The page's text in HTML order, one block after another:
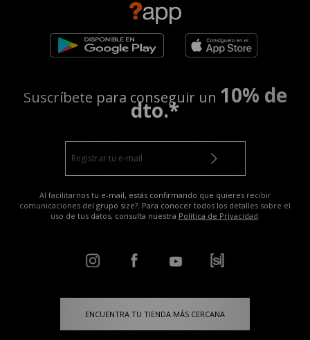
Suscríbete para conseguir un 10% de
dto.*
Al facilitarnos tu e-mail, estás confirmando que quieres recibir
comunicaciones del grupo size?. Para conocer todos los detalles sobre el
uso de tus datos, consulta nuestra Política de Privacidad
ENCUENTRA TU TIENDA MÁS CERCANA